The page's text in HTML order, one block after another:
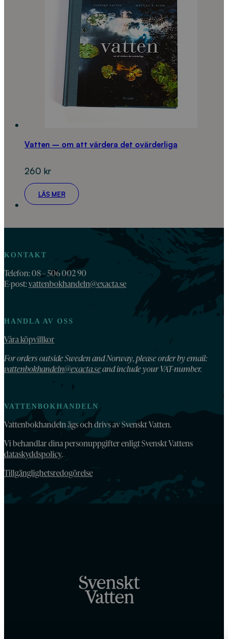
Vatten – om att värdera det ovärderliga
260 kr
LÄS MER
KONTAKT
Telefon: 08 – 506 002 90
E-post:vattenbokhandeln@exacta.se
HANDLA AV OSS
Våra köpvillkor
For orders outside Sweden and Norway, please order by email:
vattenbokhandeln@exacta.seand include your VAT-number.
VATTENBOKHANDELN
Vattenbokhandeln ägs och drivs av Svenskt Vatten.
Vi behandlar dina personuppgifter enligt Svenskt Vattens
dataskyddspolicy.
Tillgänglighetsredogörelse